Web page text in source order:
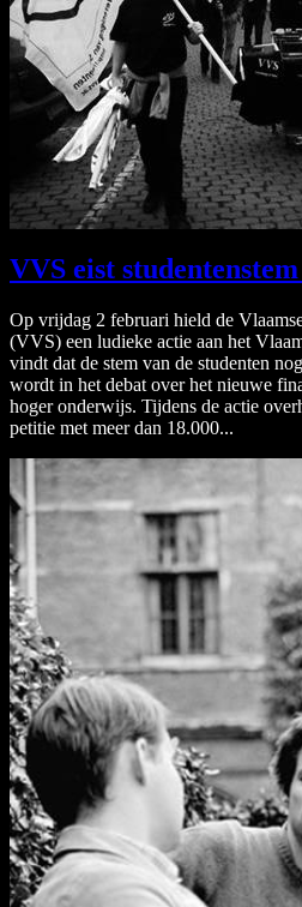
VVS eist
Op vrijdag 2 februari hield de
(VVS) een ludieke actie aan het
vindt dat de stem van de studenten
wordt in het debat over het nieuwe
hoger onderwijs. Tijdens de actie
petitie met meer dan 18.000...